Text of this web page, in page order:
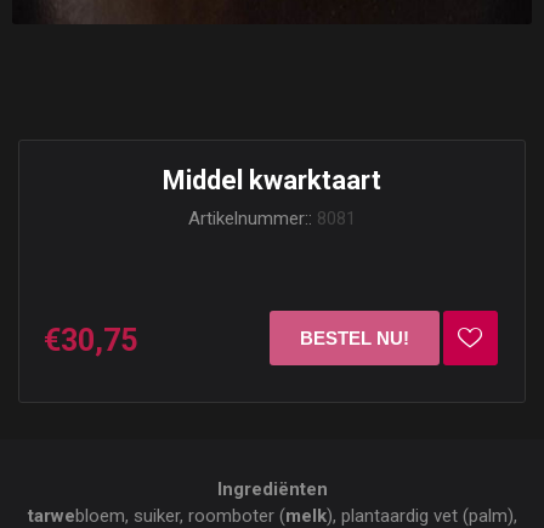
Middel kwarktaart
Artikelnummer:: 8081
€30,75
Ingrediënten
tarwebloem, suiker, roomboter (melk), plantaardig vet (palm),